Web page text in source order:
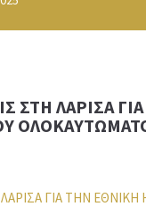
ΣΤΗ ΛΑΡΙΣΑ